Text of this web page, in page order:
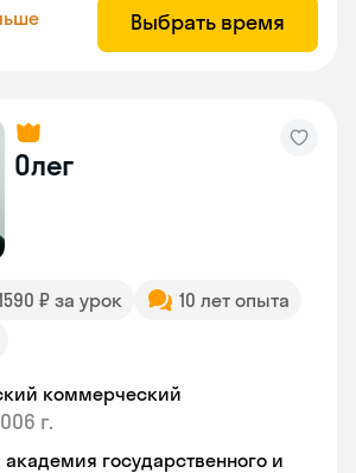
Выбрать время
Олег
₽ за урок
10 лет опыта
коммерческий
г.
государственного и